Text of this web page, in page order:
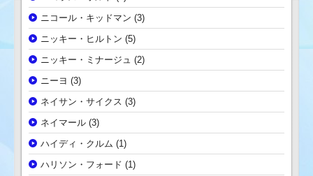
ニコール・キッドマン (3)
ニッキー・ヒルトン (5)
ニッキー・ミナージュ (2)
ニーヨ (3)
ネイサン・サイクス (3)
ネイマール (3)
ハイディ・クルム (1)
ハリソン・フォード (1)